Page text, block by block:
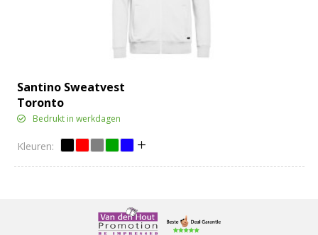
Santino Sweatvest
Toronto
Bedrukt in werkdagen